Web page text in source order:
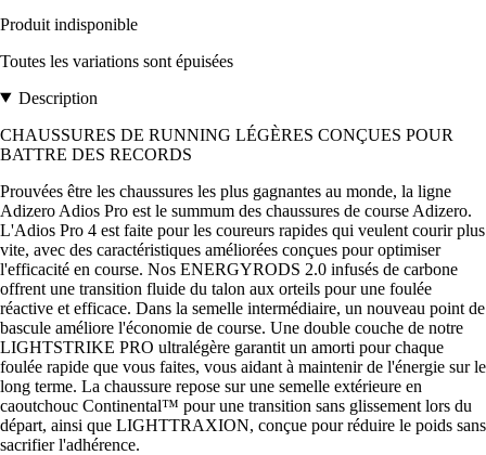
Produit indisponible
Toutes les variations sont épuisées
Description
CHAUSSURES DE RUNNING LÉGÈRES CONÇUES POUR
BATTRE DES RECORDS
Prouvées être les chaussures les plus gagnantes au monde, la ligne
Adizero Adios Pro est le summum des chaussures de course Adizero.
L'Adios Pro 4 est faite pour les coureurs rapides qui veulent courir plus
vite, avec des caractéristiques améliorées conçues pour optimiser
l'efficacité en course. Nos ENERGYRODS 2.0 infusés de carbone
offrent une transition fluide du talon aux orteils pour une foulée
réactive et efficace. Dans la semelle intermédiaire, un nouveau point de
bascule améliore l'économie de course. Une double couche de notre
LIGHTSTRIKE PRO ultralégère garantit un amorti pour chaque
foulée rapide que vous faites, vous aidant à maintenir de l'énergie sur le
long terme. La chaussure repose sur une semelle extérieure en
caoutchouc Continental™ pour une transition sans glissement lors du
départ, ainsi que LIGHTTRAXION, conçue pour réduire le poids sans
sacrifier l'adhérence.